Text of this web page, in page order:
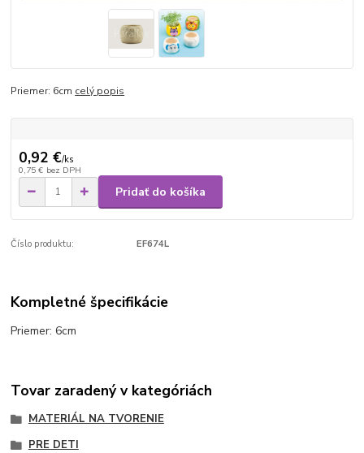
Priemer: 6cm celý popis
0,92 €/ks
0,75 € bez DPH
Pridať do košíka
Číslo produktu: EF674L
Kompletné špecifikácie
Priemer: 6cm
Tovar zaradený v kategóriách
MATERIÁL NA TVORENIE
PRE DETI